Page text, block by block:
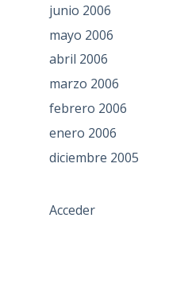
junio 2006
mayo 2006
abril 2006
marzo 2006
febrero 2006
enero 2006
diciembre 2005
Acceder